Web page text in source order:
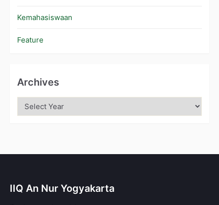
Kemahasiswaan
Feature
Archives
IIQ An Nur Yogyakarta